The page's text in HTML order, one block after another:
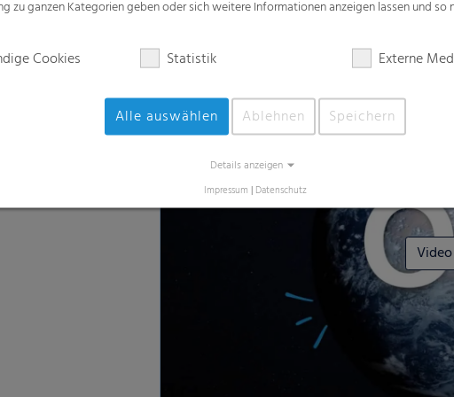
Erfahren Sie mehr über das
zu ganzen Kategorien geben oder sich weitere Informationen anzeigen lassen und so
Cookies Statistik Externe
Alle auswählen Ablehnen Speichern
Details anzeigen
Impressum | Datenschutz